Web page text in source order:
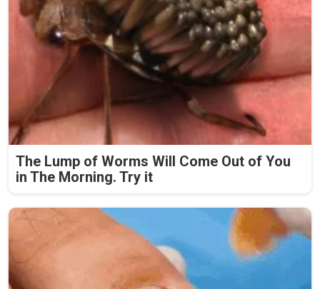
The Lump of Worms Will Come Out of You
in The Morning. Try it